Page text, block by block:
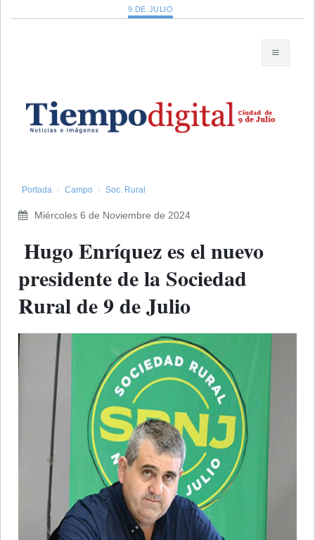
9 DE JULIO
Portada Campo Soc. Rural
Miércoles 6 de Noviembre de 2024
​ Hugo Enríquez es el nuevo
presidente de la Sociedad
Rural de 9 de Julio